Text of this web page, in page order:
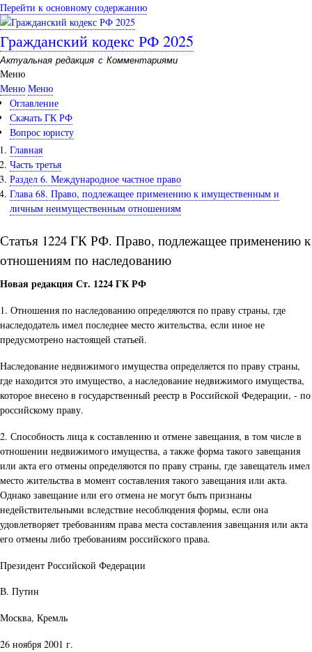
Перейти к основному содержанию
Гражданский кодекс РФ 2025
Актуальная редакция с Комментариями
Меню
Меню Меню
Оглавление
Скачать ГК РФ
Вопрос юристу
Главная
Часть третья
Раздел 6. Международное частное право
Глава 68. Право, подлежащее применению к имущественным и
личным неимущественным отношениям
Статья 1224 ГК РФ. Право, подлежащее применению к
отношениям по наследованию
Новая редакция Ст. 1224 ГК РФ
1. Отношения по наследованию определяются по праву страны, где
наследодатель имел последнее место жительства, если иное не
предусмотрено настоящей статьей.
Наследование недвижимого имущества определяется по праву страны,
где находится это имущество, а наследование недвижимого имущества,
которое внесено в государственный реестр в Российской Федерации, - по
российскому праву.
2. Способность лица к составлению и отмене завещания, в том числе в
отношении недвижимого имущества, а также форма такого завещания
или акта его отмены определяются по праву страны, где завещатель имел
место жительства в момент составления такого завещания или акта.
Однако завещание или его отмена не могут быть признаны
недействительными вследствие несоблюдения формы, если она
удовлетворяет требованиям права места составления завещания или акта
его отмены либо требованиям российского права.
Президент Российской Федерации
В. Путин
Москва, Кремль
26 ноября 2001 г.